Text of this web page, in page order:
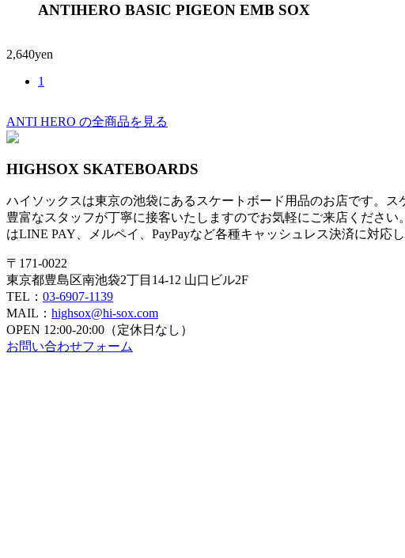
ANTIHERO BASIC PIGEON EMB SOX
2,640yen
1
ANTI HERO の全商品を見る
HIGHSOX SKATEBOARDS
ハイソックスは東京の池袋にあるスケートボード用品のお店です。
豊富なスタッフが丁寧に接客いたしますのでお気軽にご来店くださ
はLINE PAY、メルペイ、PayPayなど各種キャッシュレス決済に対応し
〒171-0022
東京都豊島区南池袋2丁目14-12 山口ビル2F
TEL： 03-6907-1139
MAIL： highsox@hi-sox.com
OPEN 12:00-20:00（定休日なし）
お問い合わせフォーム